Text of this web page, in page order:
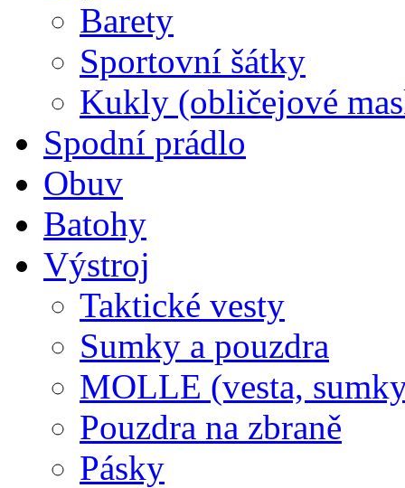
Barety
Sportovní šátky
Kukly (obličejové
Spodní prádlo
Obuv
Batohy
Výstroj
Taktické vesty
Sumky a pouzdra
MOLLE (vesta,
Pouzdra na zbraně
Pásky